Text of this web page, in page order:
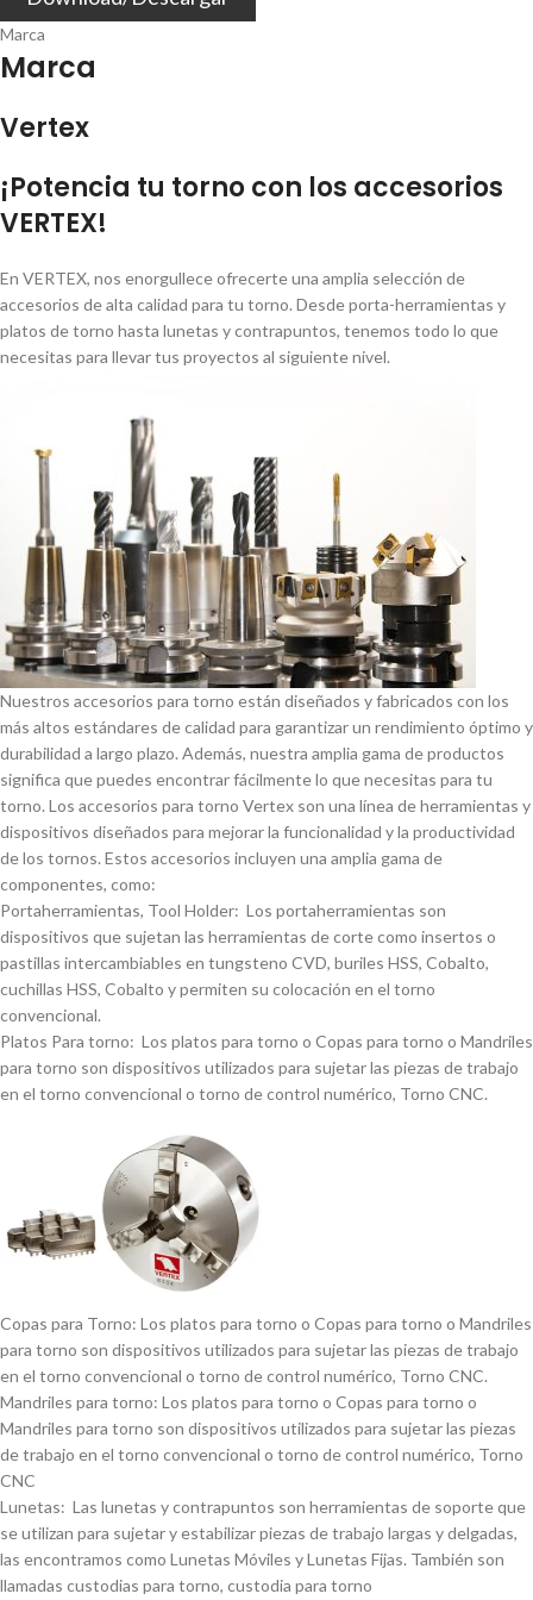
Marca
Marca
Vertex
¡Potencia tu torno con los accesorios
VERTEX!
En VERTEX, nos enorgullece ofrecerte una amplia selección de
accesorios de alta calidad para tu torno. Desde porta-herramientas y
platos de torno hasta lunetas y contrapuntos, tenemos todo lo que
necesitas para llevar tus proyectos al siguiente nivel.
Nuestros accesorios para torno están diseñados y fabricados con los
más altos estándares de calidad para garantizar un rendimiento óptimo y
durabilidad a largo plazo. Además, nuestra amplia gama de productos
significa que puedes encontrar fácilmente lo que necesitas para tu
torno. Los accesorios para torno Vertex son una lí­nea de herramientas y
dispositivos diseñados para mejorar la funcionalidad y la productividad
de los tornos. Estos accesorios incluyen una amplia gama de
componentes, como:
Portaherramientas, Tool Holder: Los portaherramientas son
dispositivos que sujetan las herramientas de corte como insertos o
pastillas intercambiables en tungsteno CVD, buriles HSS, Cobalto,
cuchillas HSS, Cobalto y permiten su colocación en el torno
convencional.
Platos Para torno: Los platos para torno o Copas para torno o Mandriles
para torno son dispositivos utilizados para sujetar las piezas de trabajo
en el torno convencional o torno de control numérico, Torno CNC.
Copas para Torno: Los platos para torno o Copas para torno o Mandriles
para torno son dispositivos utilizados para sujetar las piezas de trabajo
en el torno convencional o torno de control numérico, Torno CNC.
Mandriles para torno: Los platos para torno o Copas para torno o
Mandriles para torno son dispositivos utilizados para sujetar las piezas
de trabajo en el torno convencional o torno de control numérico, Torno
CNC
Lunetas: Las lunetas y contrapuntos son herramientas de soporte que
se utilizan para sujetar y estabilizar piezas de trabajo largas y delgadas,
las encontramos como Lunetas Móviles y Lunetas Fijas. También son
llamadas custodias para torno, custodia para torno